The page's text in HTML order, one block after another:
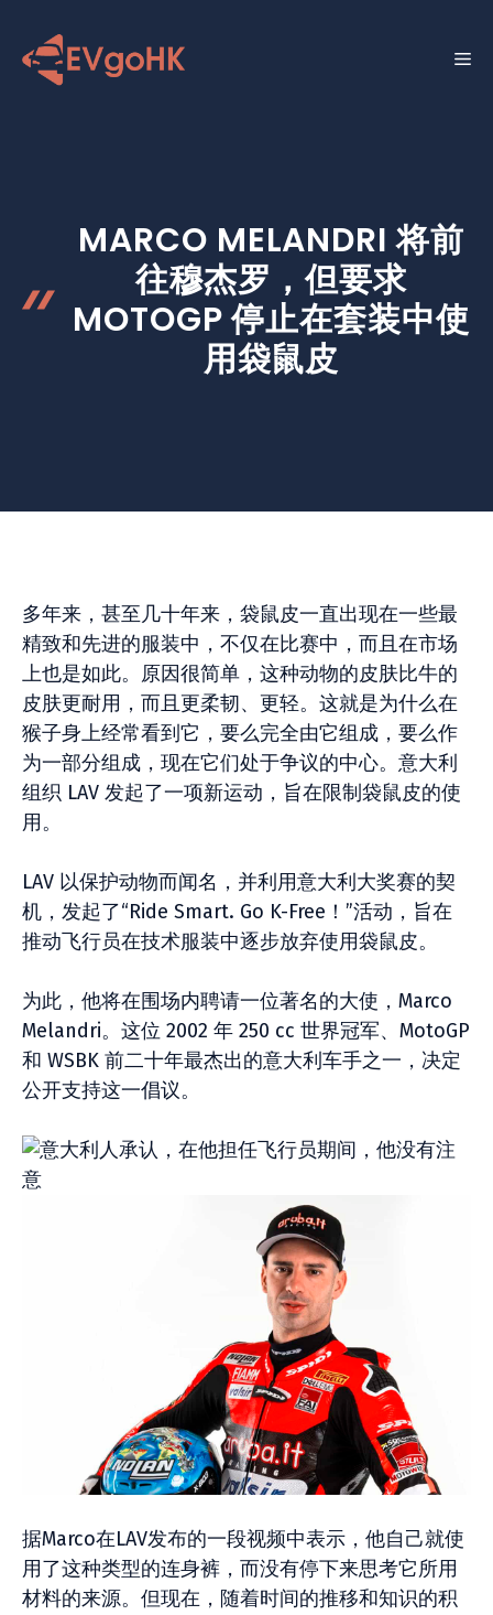
菜
MARCO MELANDRI 将前
往穆杰罗，但要求
MOTOGP 停止在套装中使
用袋鼠皮
多年来，甚至几十年来，袋鼠皮一直出现在一些最
精致和先进的服装中，不仅在比赛中，而且在市场
上也是如此。原因很简单，这种动物的皮肤比牛的
皮肤更耐用，而且更柔韧、更轻。这就是为什么在
猴子身上经常看到它，要么完全由它组成，要么作
为一部分组成，现在它们处于争议的中心。意大利
组织 LAV 发起了一项新运动，旨在限制袋鼠皮的使
用。
LAV 以保护动物而闻名，并利用意大利大奖赛的契
机，发起了“Ride Smart. Go K-Free！”活动，旨在
推动飞行员在技术服装中逐步放弃使用袋鼠皮。
为此，他将在围场内聘请一位著名的大使，Marco
Melandri。这位 2002 年 250 cc 世界冠军、MotoGP
和 WSBK 前二十年最杰出的意大利车手之一，决定
公开支持这一倡议。
据Marco在LAV发布的一段视频中表示，他自己就使
用了这种类型的连身裤，而没有停下来思考它所用
材料的来源。但现在，随着时间的推移和知识的积